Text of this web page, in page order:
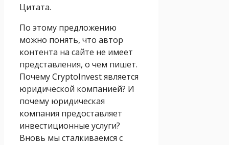
Цитата.
По этому предложению
можно понять, что автор
контента на сайте не имеет
представления, о чем пишет.
Почему CryptoInvest является
юридической компанией? И
почему юридическая
компания предоставляет
инвестиционные услуги?
Вновь мы сталкиваемся с